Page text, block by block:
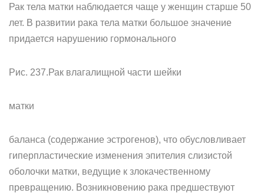
Рак тела матки наблюдается чаще у женщин старше 50
лет. В развитии рака тела матки большое значение
придается нарушению гормонального
Рис. 237.Рак влагалищной части шейки
матки
баланса (содержание эстрогенов), что обусловливает
гиперпластические изменения эпителия слизистой
оболочки матки, ведущие к злокачественному
превращению. Возникновению рака предшествуют